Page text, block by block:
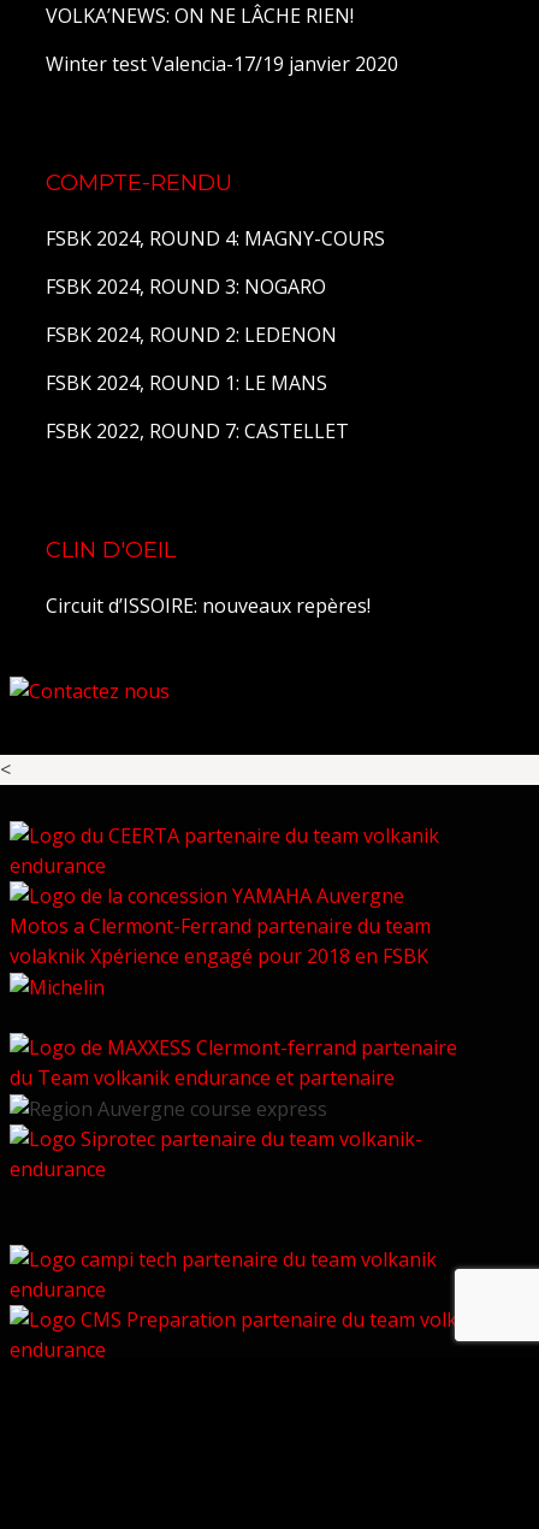
VOLKA’NEWS: ON NE LÂCHE RIEN!
Winter test Valencia-17/19 janvier 2020
COMPTE-RENDU
FSBK 2024, ROUND 4: MAGNY-COURS
FSBK 2024, ROUND 3: NOGARO
FSBK 2024, ROUND 2: LEDENON
FSBK 2024, ROUND 1: LE MANS
FSBK 2022, ROUND 7: CASTELLET
CLIN D'OEIL
Circuit d’ISSOIRE: nouveaux repères!
<